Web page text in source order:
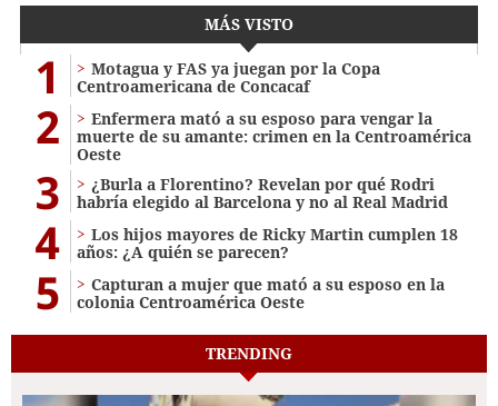
MÁS VISTO
1
Motagua y FAS ya juegan por la Copa
Centroamericana de Concacaf
2
Enfermera mató a su esposo para vengar la
muerte de su amante: crimen en la Centroamérica
Oeste
3
¿Burla a Florentino? Revelan por qué Rodri
habría elegido al Barcelona y no al Real Madrid
4
Los hijos mayores de Ricky Martin cumplen 18
años: ¿A quién se parecen?
5
Capturan a mujer que mató a su esposo en la
colonia Centroamérica Oeste
TRENDING